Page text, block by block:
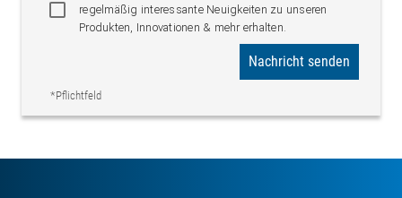
regelmäßig interessante Neuigkeiten zu unseren
Produkten, Innovationen & mehr erhalten.
*Pflichtfeld
Nachricht senden